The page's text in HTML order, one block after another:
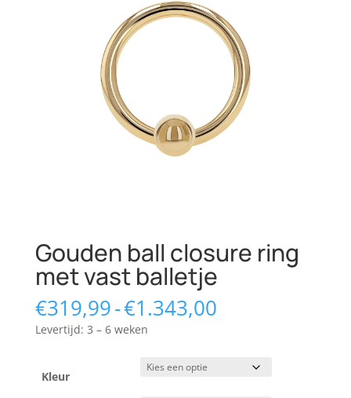
Gouden ball closure ring
met vast balletje
€319,99-€1.343,00Prijsklasse:
€1.343,00
Levertijd: 3 – 6 weken
Kleur